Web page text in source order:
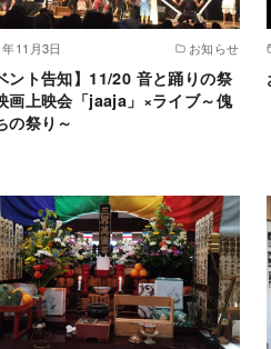
11月3日 お知らせ
ント告知】11/20 音と踊りの祭
画上映会「jaaja」×ライブ～傀
の祭り～